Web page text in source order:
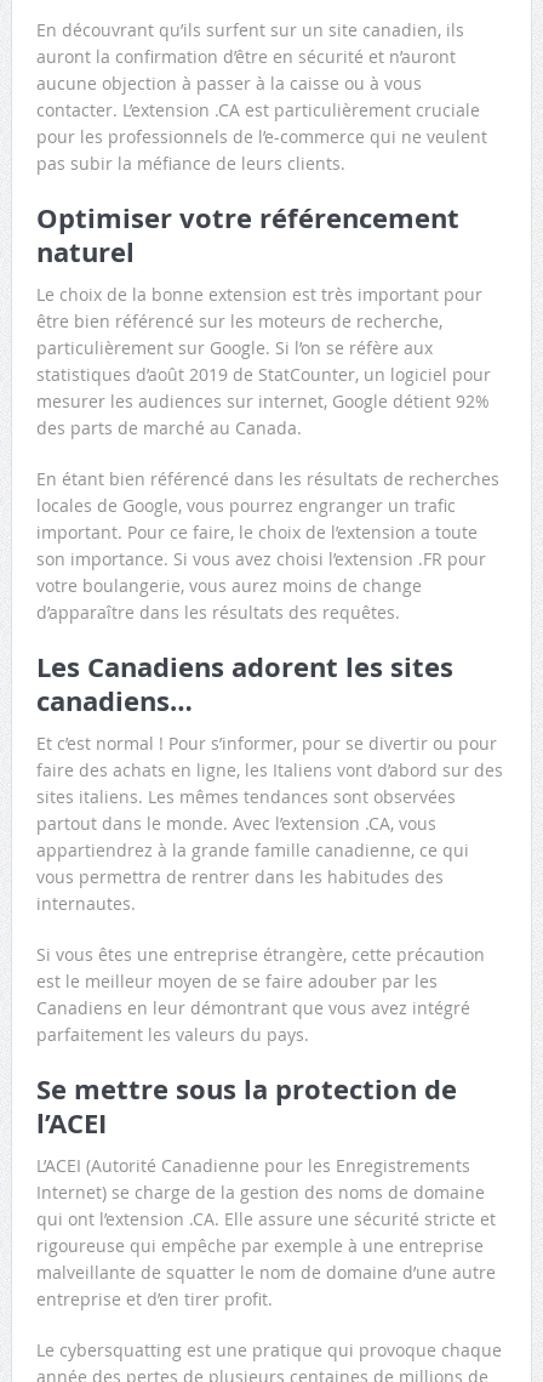
En découvrant qu’ils surfent sur un site canadien, ils
auront la confirmation d’être en sécurité et n’auront
aucune objection à passer à la caisse ou à vous
contacter. L’extension .CA est particulièrement cruciale
pour les professionnels de l’e-commerce qui ne veulent
pas subir la méfiance de leurs clients.
Optimiser votre référencement
naturel
Le choix de la bonne extension est très important pour
être bien référencé sur les moteurs de recherche,
particulièrement sur Google. Si l’on se réfère aux
statistiques d’août 2019 de StatCounter, un logiciel pour
mesurer les audiences sur internet, Google détient 92%
des parts de marché au Canada.
En étant bien référencé dans les résultats de recherches
locales de Google, vous pourrez engranger un trafic
important. Pour ce faire, le choix de l’extension a toute
son importance. Si vous avez choisi l’extension .FR pour
votre boulangerie, vous aurez moins de change
d’apparaître dans les résultats des requêtes.
Les Canadiens adorent les sites
canadiens…
Et c’est normal ! Pour s’informer, pour se divertir ou pour
faire des achats en ligne, les Italiens vont d’abord sur des
sites italiens. Les mêmes tendances sont observées
partout dans le monde. Avec l’extension .CA, vous
appartiendrez à la grande famille canadienne, ce qui
vous permettra de rentrer dans les habitudes des
internautes.
Si vous êtes une entreprise étrangère, cette précaution
est le meilleur moyen de se faire adouber par les
Canadiens en leur démontrant que vous avez intégré
parfaitement les valeurs du pays.
Se mettre sous la protection de
l’ACEI
L’ACEI (Autorité Canadienne pour les Enregistrements
Internet) se charge de la gestion des noms de domaine
qui ont l’extension .CA. Elle assure une sécurité stricte et
rigoureuse qui empêche par exemple à une entreprise
malveillante de squatter le nom de domaine d’une autre
entreprise et d’en tirer profit.
Le cybersquatting est une pratique qui provoque chaque
année des pertes de plusieurs centaines de millions de